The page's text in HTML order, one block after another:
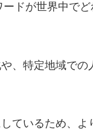
ドが世界中で
、特定地域で
ているため、